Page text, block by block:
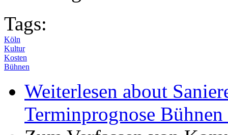
Tags:
Köln
Kultur
Kosten
Bühnen
Weiterlesen about
Terminprognose